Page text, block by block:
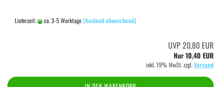
Lieferzeit: ca. 3-5 Werktage(Ausland abweichend)
UVP 20,80 EUR
Nur 10,40 EUR
inkl. 19% MwSt. zzgl.Versand